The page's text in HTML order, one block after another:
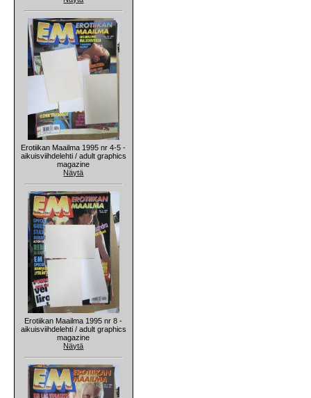
Erotiikan Maailma 1995 nr 4-5 -
aikuisviihdelehti / adult graphics
magazine
Näytä
Erotiikan Maailma 1995 nr 8 -
aikuisviihdelehti / adult graphics
magazine
Näytä